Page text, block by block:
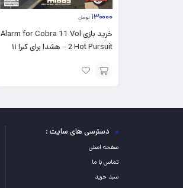
۱۳۰۰۰۰ تومان
خرید بازی Alarm for Cobra 11 Vol
2 Hot Pursuit – هشدا برای کبرا ۱۱
به
دسترسی های سایت :
صفحه اصلی
تماس با ما
سبد خرید